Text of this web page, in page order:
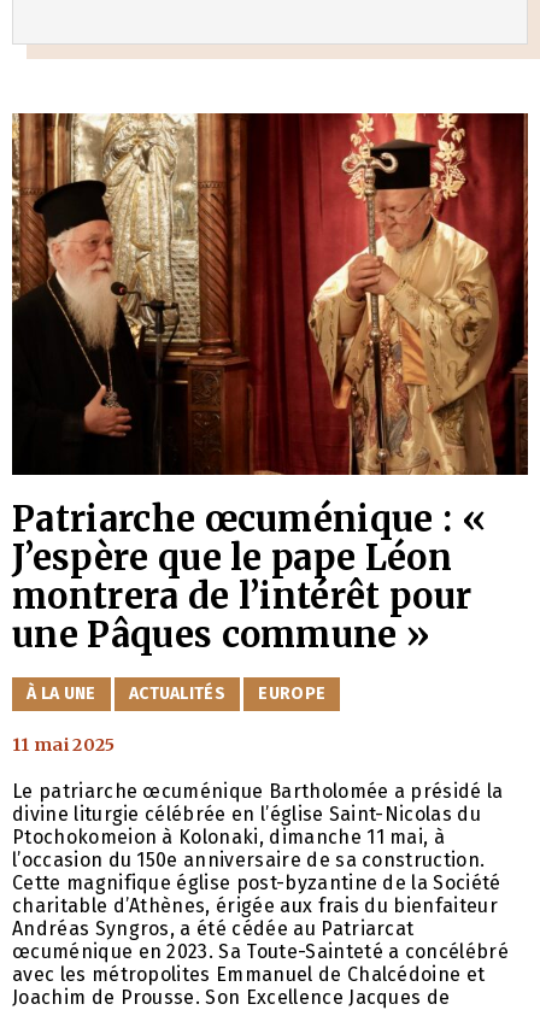
Patriarche œcuménique : «
J’espère que le pape Léon
montrera de l’intérêt pour
une Pâques commune »
CATÉGORIES
À LA UNE ACTUALITÉS EUROPE
11 mai 2025
Le patriarche œcuménique Bartholomée a présidé la
divine liturgie célébrée en l’église Saint-Nicolas du
Ptochokomeion à Kolonaki, dimanche 11 mai, à
l’occasion du 150e anniversaire de sa construction.
Cette magnifique église post-byzantine de la Société
charitable d’Athènes, érigée aux frais du bienfaiteur
Andréas Syngros, a été cédée au Patriarcat
œcuménique en 2023. Sa Toute-Sainteté a concélébré
avec les métropolites Emmanuel de Chalcédoine et
Joachim de Prousse. Son Excellence Jacques de